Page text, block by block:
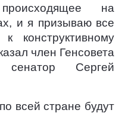
на
и я призываю все
конструктивному
член Генсовета
Сергей
всей стране будут